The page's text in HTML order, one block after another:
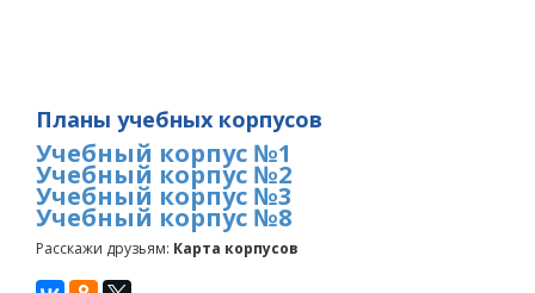
Планы учебных корпусов
Учебный корпус №1
Учебный корпус №2
Учебный корпус №3
Учебный корпус №8
Расскажи друзьям: Карта корпусов